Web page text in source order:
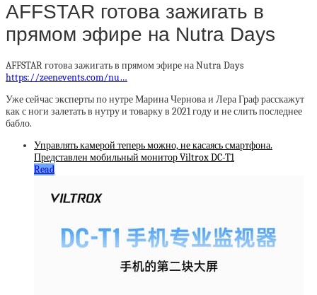
AFFSTAR готова зажигать в
прямом эфире на Nutra Days
AFFSTAR готова зажигать в прямом эфире на Nutra Days
https://zeenevents.com/nu…
Уже сейчас эксперты по нутре Марина Чернова и Лера Граф расскажут
как с ноги залетать в нутру и товарку в 2021 году и не слить последнее
бабло.
Управлять камерой теперь можно, не касаясь смартфона.
Представлен мобильный монитор Viltrox DC-T1
Read